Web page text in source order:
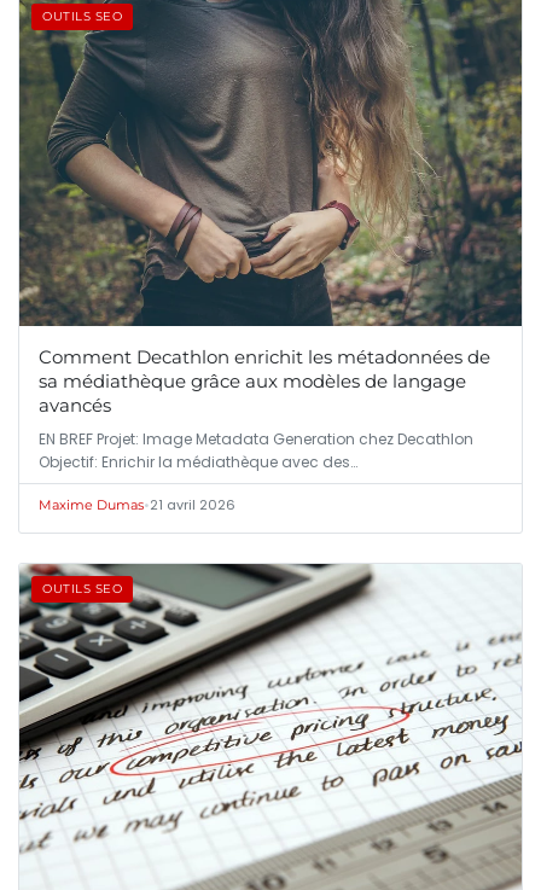
OUTILS SEO
Comment Decathlon enrichit les métadonnées de
sa médiathèque grâce aux modèles de langage
avancés
EN BREF Projet: Image Metadata Generation chez Decathlon
Objectif: Enrichir la médiathèque avec des…
Maxime Dumas•21 avril 2026
OUTILS SEO